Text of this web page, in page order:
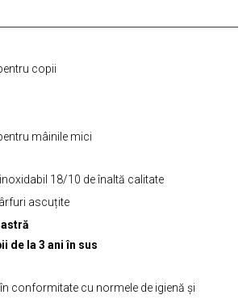
copii
mâinile mici
18/10 de înaltă calitate
ascuțite
de la 3 ani în sus
conformitate cu normele de igienă și